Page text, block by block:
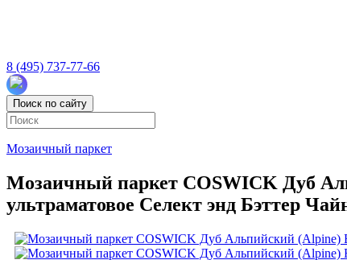
8 (495) 737-77-66
Поиск по сайту
Мозаичный паркет
Мозаичный паркет COSWICK Дуб
ультраматовое Селект энд Бэттер